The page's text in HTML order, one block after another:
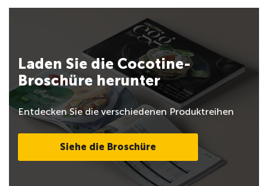
Laden Sie die Cocotine-
Broschüre herunter
Entdecken Sie die verschiedenen Produktreihen
Siehe die Broschüre